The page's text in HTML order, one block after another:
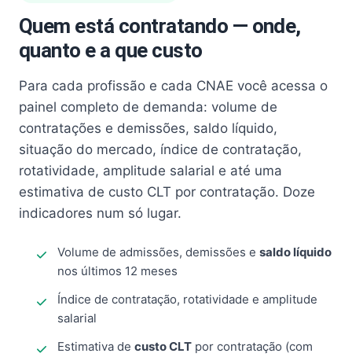
Quem está contratando — onde,
quanto e a que custo
Para cada profissão e cada CNAE você acessa o
painel completo de demanda: volume de
contratações e demissões, saldo líquido,
situação do mercado, índice de contratação,
rotatividade, amplitude salarial e até uma
estimativa de custo CLT por contratação. Doze
indicadores num só lugar.
Volume de admissões, demissões e saldo líquido
nos últimos 12 meses
Índice de contratação, rotatividade e amplitude
salarial
Estimativa de custo CLT por contratação (com